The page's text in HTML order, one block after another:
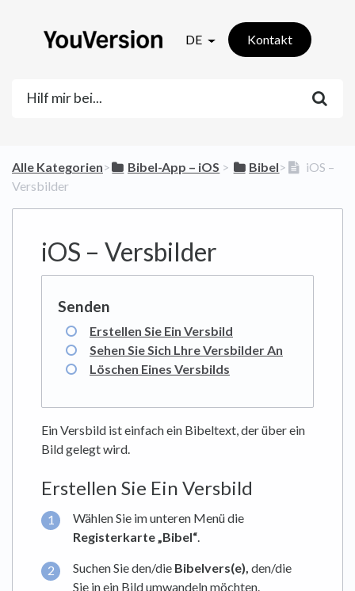
DE Kontakt
Alle Kategorien​>​ ​Bibel-App – iOS ​ > ​ ​Bibel​>​
iOS –
Versbilder
iOS – Versbilder
Erstellen Sie Ein Versbild
Sehen Sie Sich Lhre Versbilder An
Löschen Eines Versbilds
Ein Versbild ist einfach ein Bibeltext, der über ein
Bild gelegt wird.
Erstellen Sie Ein Versbild
Wählen Sie im unteren Menü die
Registerkarte„Bibel“.
Suchen Sie den/die Bibelvers(e), den/die
Sie in ein Bild umwandeln möchten.